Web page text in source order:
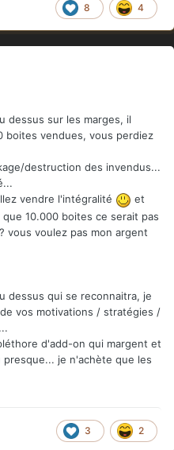
8 4
dessus sur les marges, il
boites vendues, vous perdiez
destruction des invendus...
vendre l'intégralité
et
10.000 boites ce serait pas
vous voulez pas mon argent
dessus qui se reconnaitra, je
vos motivations / stratégies /
d'add-on qui margent et
je n'achète que les
3 2